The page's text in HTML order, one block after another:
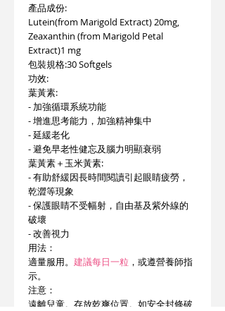
產品成份:
Lutein(from Marigold Extract) 20mg,
Zeaxanthin (from Marigold Petal
Extract)1 mg
包裝規格:30 Softgels
功效:
葉黃素:
- 加強循環系統功能
- 增進思考能力，加強精神集中
- 延緩老化
- 避免早老性健忘及腦力明顯衰弱
葉黃素＋玉米黃素:
- 有助舒緩因長時間閱讀引起眼睛疲勞，
乾澀等現象
- 保護眼睛不受幅射，自由基及紫外線的
破壞
- 改善視力
用法：
適量服用。 建議每日一粒 ，或遵營養師指
示。
注意：
遠離兒童。存放乾爽位置。如安全封條破